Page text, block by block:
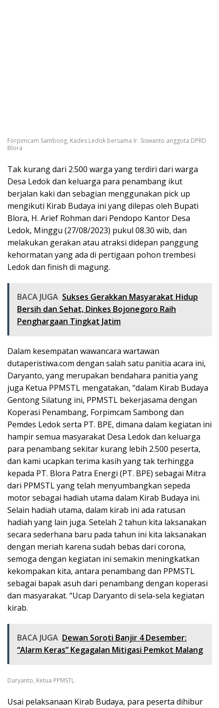
Forpimcam Sambong, Kades Ledok bersama Ir. Siswanto anggota DPRD
Blora
Tak kurang dari 2.500 warga yang terdiri dari warga
Desa Ledok dan keluarga para penambang ikut
berjalan kaki dan sebagian menggunakan pick up
mengikuti Kirab Budaya ini yang dilepas oleh Bupati
Blora, H. Arief Rohman dari Pendopo Kantor Desa
Ledok, Minggu (27/08/2023) pukul 08.30 wib, dan
melakukan gerakan atau atraksi didepan panggung
kehormatan yang ada di pertigaan pohon trembesi
Ledok dan finish di magung.
BACA JUGA Sukses Gerakkan Masyarakat Hidup
Bersih dan Sehat, Dinkes Bojonegoro Raih
Penghargaan Tingkat Jatim
Dalam kesempatan wawancara wartawan
dutaperistiwa.com dengan salah satu panitia acara ini,
Daryanto, yang merupakan bendahara panitia yang
juga Ketua PPMSTL mengatakan, “dalam Kirab Budaya
Gentong Silatung ini, PPMSTL bekerjasama dengan
Koperasi Penambang, Forpimcam Sambong dan
Pemdes Ledok serta PT. BPE, dimana dalam kegiatan ini
hampir semua masyarakat Desa Ledok dan keluarga
para penambang sekitar kurang lebih 2.500 peserta,
dan kami ucapkan terima kasih yang tak terhingga
kepada PT. Blora Patra Energi (PT. BPE) sebagai Mitra
dari PPMSTL yang telah menyumbangkan sepeda
motor sebagai hadiah utama dalam Kirab Budaya ini.
Selain hadiah utama, dalam kirab ini ada ratusan
hadiah yang lain juga. Setelah 2 tahun kita laksanakan
secara sederhana baru pada tahun ini kita laksanakan
dengan meriah karena sudah bebas dari corona,
semoga dengan kegiatan ini semakin meningkatkan
kekompakan kita, antara penambang dan PPMSTL
sebagai bapak asuh dari penambang dengan koperasi
dan masyarakat. “Ucap Daryanto di sela-sela kegiatan
kirab.
BACA JUGA Dewan Soroti Banjir 4 Desember:
“Alarm Keras” Kegagalan Mitigasi Pemkot Malang
Daryanto, Ketua PPMSTL
Usai pelaksanaan Kirab Budaya, para peserta dihibur